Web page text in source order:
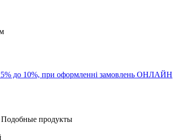
5% до 10%, при оформленні замовлень ОНЛАЙН
Подобные продукты